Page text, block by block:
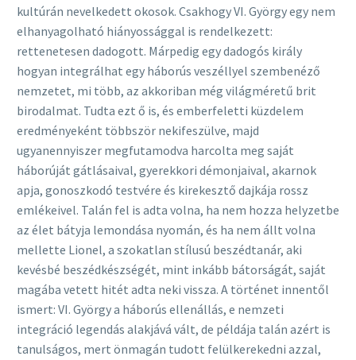
kultúrán nevelkedett okosok. Csakhogy VI. György egy nem
elhanyagolható hiányossággal is rendelkezett:
rettenetesen dadogott. Márpedig egy dadogós király
hogyan integrálhat egy háborús veszéllyel szembenéző
nemzetet, mi több, az akkoriban még világméretű brit
birodalmat. Tudta ezt ő is, és emberfeletti küzdelem
eredményeként többször nekifeszülve, majd
ugyanennyiszer megfutamodva harcolta meg saját
háborúját gátlásaival, gyerekkori démonjaival, akarnok
apja, gonoszkodó testvére és kirekesztő dajkája rossz
emlékeivel. Talán fel is adta volna, ha nem hozza helyzetbe
az élet bátyja lemondása nyomán, és ha nem állt volna
mellette Lionel, a szokatlan stílusú beszédtanár, aki
kevésbé beszédkészségét, mint inkább bátorságát, saját
magába vetett hitét adta neki vissza. A történet innentől
ismert: VI. György a háborús ellenállás, e nemzeti
integráció legendás alakjává vált, de példája talán azért is
tanulságos, mert önmagán tudott felülkerekedni azzal,